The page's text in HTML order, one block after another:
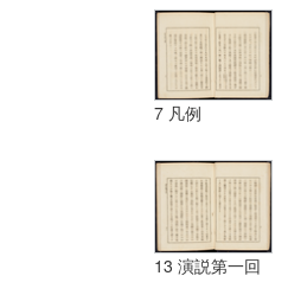
7 凡例
13 演説第一回